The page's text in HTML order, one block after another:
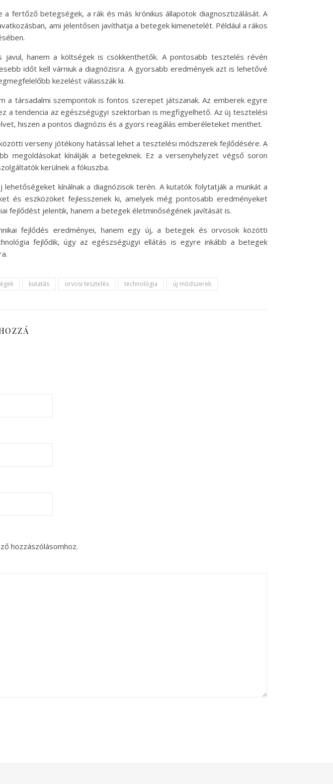
fertőző betegségek, a rák és más krónikus állapotok diagnosztizálását. A
ami jelentősen javíthatja a betegek kimenetelét. Például a rákos
hanem a költségek is csökkenthetők. A pontosabb tesztelés révén
időt kell várniuk a diagnózisra. A gyorsabb eredmények azt is lehetővé
kezelést válasszák ki.
a társadalmi szempontok is fontos szerepet játszanak. Az emberek egyre
a tendencia az egészségügyi szektorban is megfigyelhető. Az új tesztelési
hiszen a pontos diagnózis és a gyors reagálás emberéleteket menthet.
verseny jótékony hatással lehet a tesztelési módszerek fejlődésére. A
megoldásokat kínálják a betegeknek. Ez a versenyhelyzet végső soron
kerülnek a fókuszba.
kínálnak a diagnózisok terén. A kutatók folytatják a munkát a
és eszközöket fejlesszenek ki, amelyek még pontosabb eredményeket
fejlődést jelentik, hanem a betegek életminőségének javítását is.
fejlődés eredményei, hanem egy új, a betegek és orvosok közötti
fejlődik, úgy az egészségügyi ellátás is egyre inkább a betegek
kutatás orvosi tesztelés technológia új módszerek
hozzászólásomhoz.